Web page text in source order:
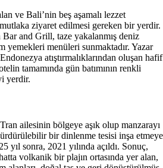
ve Bali’nin beş aşamalı lezzet
ziyaret edilmesi gereken bir yerdir.
and Grill, taze yakalanmış deniz
yemekleri menüleri sunmaktadır. Yazar
atıştırmalıklarından oluşan hafif
tamamında gün batımının renkli
yerdir.
ailesinin bölgeye aşık olup manzarayı
bir dinlenme tesisi inşa etmeye
yıl sonra, 2021 yılında açıldı. Sonuç,
volkanik bir plajın ortasında yer alan,